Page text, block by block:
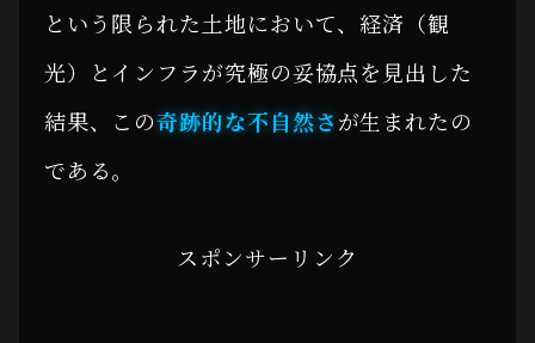
という限られた土地において、経済（観
光）とインフラが究極の妥協点を見出した
結果、この奇跡的な不自然さが生まれたの
である。
スポンサーリンク